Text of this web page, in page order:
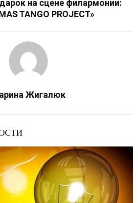
на сцене филармонии:
TANGO PROJECT»
Жигалюк